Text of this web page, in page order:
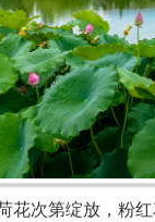
次第绽放，粉红